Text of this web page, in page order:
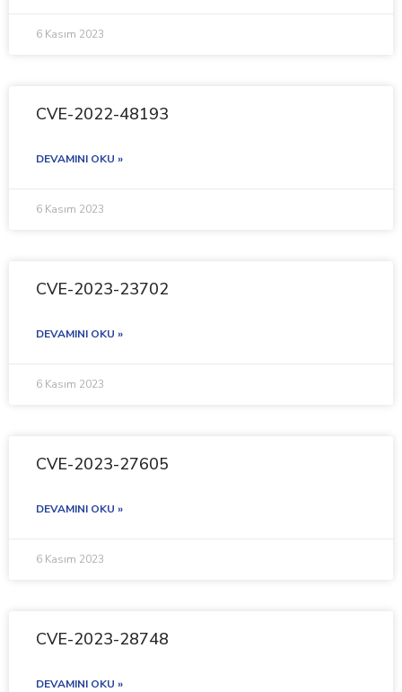
6 Kasım 2023
CVE-2022-48193
DEVAMINI OKU »
6 Kasım 2023
CVE-2023-23702
DEVAMINI OKU »
6 Kasım 2023
CVE-2023-27605
DEVAMINI OKU »
6 Kasım 2023
CVE-2023-28748
DEVAMINI OKU »